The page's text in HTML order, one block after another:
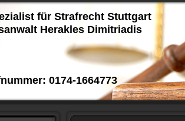
für Strafrecht Stuttgart
Herakles Dimitriadis
0174-1664773